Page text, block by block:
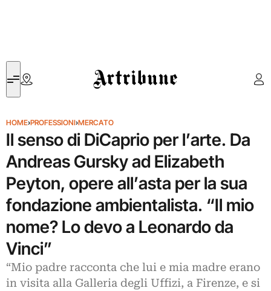
Artribune
HOME›PROFESSIONI›MERCATO
Il senso di DiCaprio per l’arte. Da
Andreas Gursky ad Elizabeth
Peyton, opere all’asta per la sua
fondazione ambientalista. “Il mio
nome? Lo devo a Leonardo da
Vinci”
“Mio padre racconta che lui e mia madre erano
in visita alla Galleria degli Uffizi, a Firenze, e si